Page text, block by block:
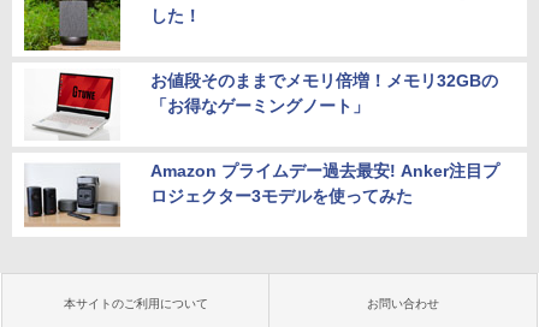
した！
お値段そのままでメモリ倍増！メモリ32GBの
「お得なゲーミングノート」
Amazon プライムデー過去最安! Anker注目プ
ロジェクター3モデルを使ってみた
本サイトのご利用について お問い合わせ